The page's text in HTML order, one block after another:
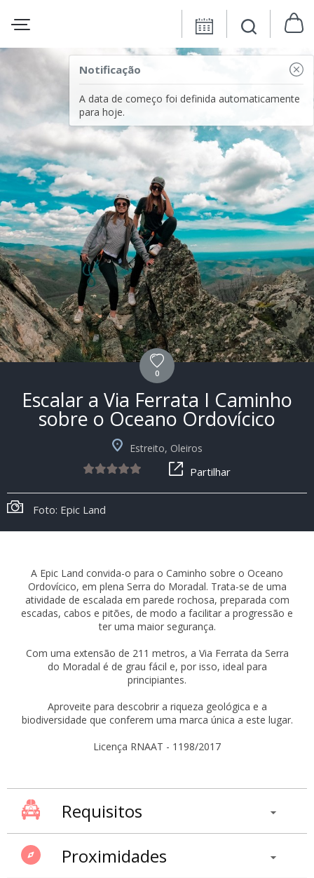
Notificação
A data de começo foi definida automaticamente
para hoje.
0
Escalar a Via Ferrata I Caminho
sobre o Oceano Ordovícico
Estreito, Oleiros
Partilhar
Foto: Epic Land
A Epic Land convida-o para o Caminho sobre o Oceano
Ordovícico, em plena Serra do Moradal. Trata-se de uma
atividade de escalada em parede rochosa, preparada com
escadas, cabos e pitões, de modo a facilitar a progressão e
ter uma maior segurança.
Com uma extensão de 211 metros, a Via Ferrata da Serra
do Moradal é de grau fácil e, por isso, ideal para
principiantes.
Aproveite para descobrir a riqueza geológica e a
biodiversidade que conferem uma marca única a este lugar.
Licença RNAAT - 1198/2017
Requisitos
Proximidades